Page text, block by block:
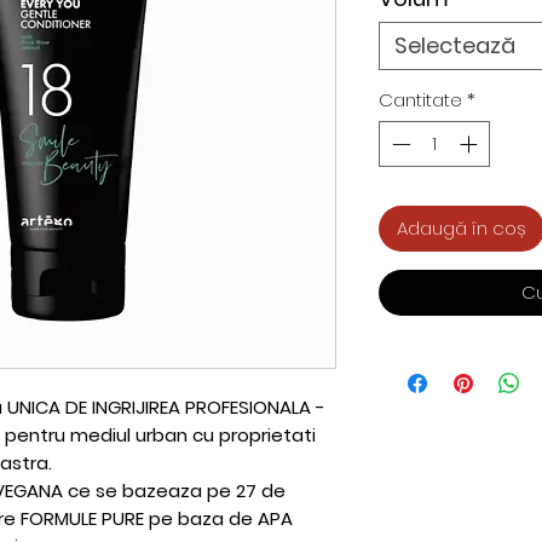
DE INGRIJIREA PROFESIONALA -
pentru mediul urban cu proprietati
ce se bazeaza pe 27 de
PURE pe baza de APA
Selectează
Cantitate *
Adaugă în coș